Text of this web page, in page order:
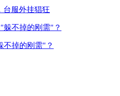
台服外挂猖狂
不掉的刚需"？